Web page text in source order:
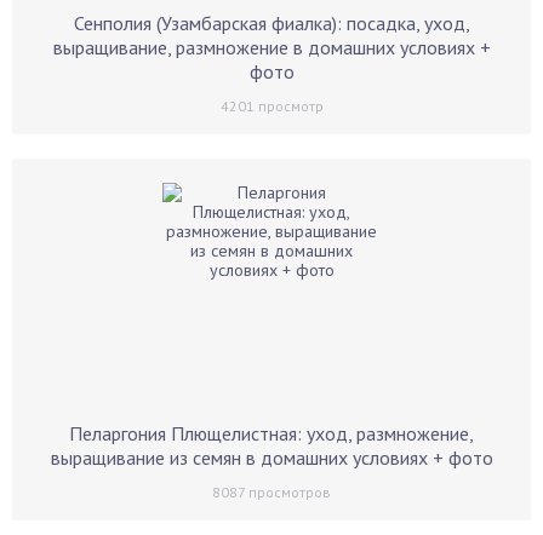
Сенполия (Узамбарская фиалка): посадка, уход,
выращивание, размножение в домашних условиях +
фото
4201 просмотр
Пеларгония Плющелистная: уход, размножение,
выращивание из семян в домашних условиях + фото
8087 просмотров